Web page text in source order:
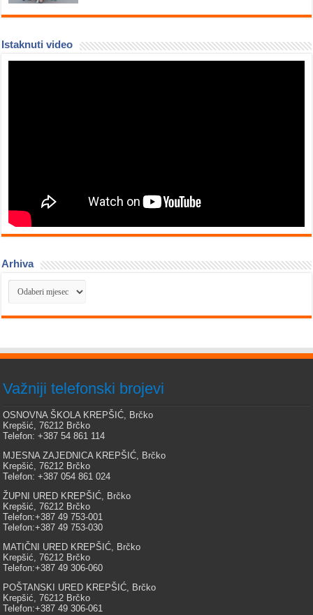
Istaknuti video
Arhiva
Arhiva
Važniji telefonski brojevi
OSNOVNA ŠKOLA KREPŠIĆ, Brčko
Krepšić, 76212 Brčko
Telefon: +387 54 861 114
MJESNA ZAJEDNICA KREPŠIĆ, Brčko
Krepšić, 76212 Brčko
Telefon: +387 054 861 024
ŽUPNI URED KREPŠIĆ, Brčko
Krepšić, 76212 Brčko
Telefon:+387 49 753-001
Telefon:+387 49 753-030
MATIČNI URED KREPŠIĆ, Brčko
Krepšić, 76212 Brčko
Telefon:+387 49 306-060
POŠTANSKI URED KREPŠIĆ, Brčko
Krepšić, 76212 Brčko
Telefon:+387 49 306-061